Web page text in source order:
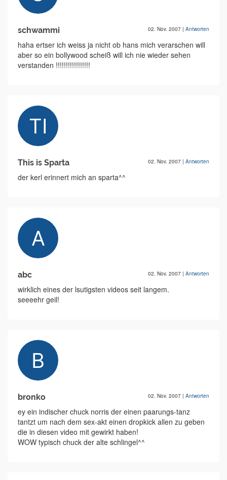
schwammi 02. Nov. 2007 | Antworten
haha ertser ich weiss ja nicht ob hans mich verarschen will
aber so ein bollywood scheiß will ich nie wieder sehen
verstanden !!!!!!!!!!!!!!!!!
This is Sparta 02. Nov. 2007 | Antworten
der kerl erinnert mich an sparta^^
abc 02. Nov. 2007 | Antworten
wirklich eines der lsutigsten videos seit langem.
seeeehr geil!
bronko 02. Nov. 2007 | Antworten
ey ein indischer chuck norris der einen paarungs-tanz
tantzt um nach dem sex-akt einen dropkick allen zu geben
die in diesen video mit gewirkt haben!
WOW typisch chuck der alte schlingel^^